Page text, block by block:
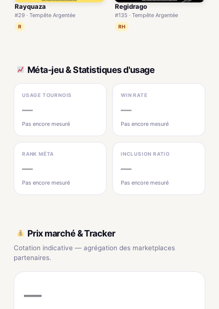
Rayquaza
#29 · Tempête Argentée
R
Regidrago
#135 · Tempête Argentée
RH
Méta-jeu & Statistiques d'usage
USAGE TOURNOIS
—
Pas encore mesuré
WIN RATE
—
Pas encore mesuré
RANK MÉTA
—
Pas encore mesuré
INCLUSION RATIO
—
Pas encore mesuré
Prix marché & Tracker
Cotation indicative — agrégation des marketplaces
partenaires.
—